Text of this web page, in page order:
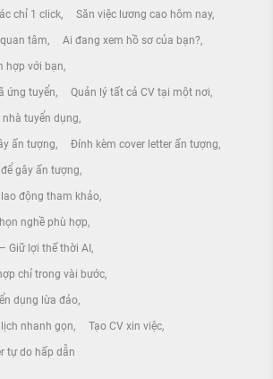
chỉ 1 click Săn việc lương cao hôm nay
tâm Ai đang xem hồ sơ của bạn?
hợp với bạn
ứng tuyển Quản lý tất cả CV tại một nơi
nhà tuyển dụng
ấn tượng Đính kèm cover letter ấn tượng
gây ấn tượng
động tham khảo
nghề phù hợp
Giữ lợi thế thời AI
chỉ trong vài bước
dụng lừa đảo
nhanh gọn Tạo CV xin việc
tự do hấp dẫn